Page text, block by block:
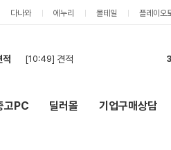
다나와 에누리 몰테일 플레이오
적 [10:49] 견적
[10:15] 견적요청합니다.
고PC 딜러몰 기업구매상담